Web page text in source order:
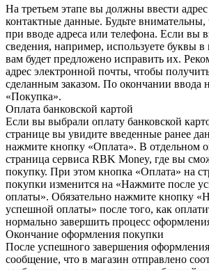
На третьем этапе вы должны ввести
контактные данные. Будьте
при вводе адреса или телефона. Если вы
сведения, например, используете буквы в
вам будет предложено исправить их.
адрес электронной почты, чтобы
сделанным заказом. По окончании ввода
«Покупка».
Оплата банковской картой
Если вы выбрали оплату банковской
странице вы увидите введенные ранее
нажмите кнопку «Оплата». В отдельном
страница сервиса RBK Money, где вы
покупку. При этом кнопка «Оплата» на
покупки изменится на «Нажмите после
оплаты». Обязательно нажмите кнопку
успешной оплаты» после того, как
нормально завершить процесс
Окончание оформления покупки
После успешного завершения
сообщение, что в магазин отправлено